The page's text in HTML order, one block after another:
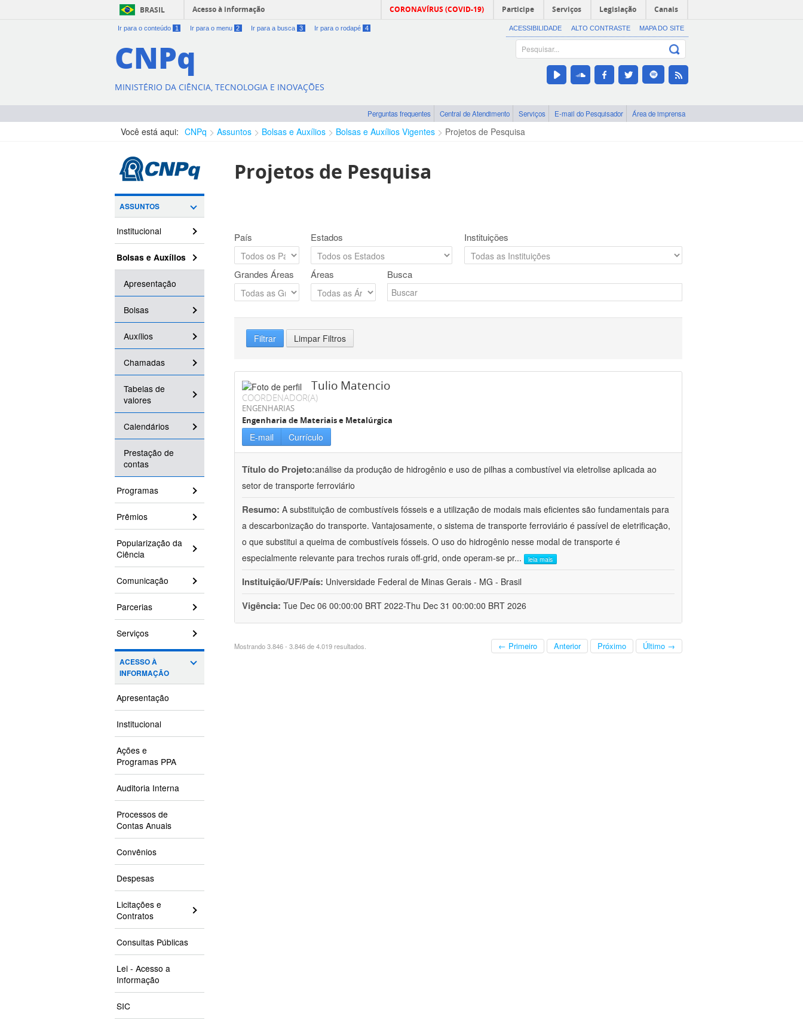
BRASIL Acesso à informação CORONAVÍRUS (COVID-19) Participe Serviços Legislação Canais
Ir para o conteúdo 1 Ir para o menu 2 Ir para a busca 3 Ir para o rodapé 4 ACESSIBILIDADE ALTO CONTRASTE MAPA DO SITE
CNPq
MINISTÉRIO DA CIÊNCIA, TECNOLOGIA E INOVAÇÕES
Perguntas frequentes Central de Atendimento Serviços E-mail do Pesquisador Área de imprensa
Você está aqui: CNPq Assuntos Bolsas e Auxílios Bolsas e Auxílios Vigentes Projetos de Pesquisa
ASSUNTOS
Institucional
Bolsas e Auxílios
Apresentação
Bolsas
Auxílios
Chamadas
Tabelas de
valores
Calendários
Prestação de
contas
Programas
Prêmios
Popularização da
Ciência
Comunicação
Parcerias
Serviços
ACESSO À
INFORMAÇÃO
Apresentação
Institucional
Ações e
Programas PPA
Auditoria Interna
Processos de
Contas Anuais
Convênios
Despesas
Licitações e
Contratos
Consultas Públicas
Lei - Acesso a
Informação
SIC
Projetos de Pesquisa
País Estados Instituições
Grandes Áreas Áreas Busca
Filtrar Limpar Filtros
Tulio Matencio
COORDENADOR(A)
ENGENHARIAS
Engenharia de Materiais e Metalúrgica
E-mail Currículo
Título do Projeto:análise da produção de hidrogênio e uso de pilhas a combustível via eletrolise aplicada ao
setor de transporte ferroviário
Resumo: A substituição de combustíveis fósseis e a utilização de modais mais eficientes são fundamentais para
a descarbonização do transporte. Vantajosamente, o sistema de transporte ferroviário é passível de eletrificação,
o que substitui a queima de combustíveis fósseis. O uso do hidrogênio nesse modal de transporte é
especialmente relevante para trechos rurais off-grid, onde operam-se pr... leia mais
Instituição/UF/País: Universidade Federal de Minas Gerais - MG - Brasil
Vigência: Tue Dec 06 00:00:00 BRT 2022-Thu Dec 31 00:00:00 BRT 2026
Mostrando 3.846 - 3.846 de 4.019 resultados. ← Primeiro Anterior Próximo Último →